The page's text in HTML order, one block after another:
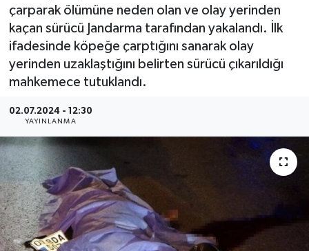
çarparak ölümüne neden olan ve olay yerinden
kaçan sürücü Jandarma tarafından yakalandı. İlk
ifadesinde köpeğe çarptığını sanarak olay
yerinden uzaklaştığını belirten sürücü çıkarıldığı
mahkemece tutuklandı.
02.07.2024 - 12:30
YAYINLANMA